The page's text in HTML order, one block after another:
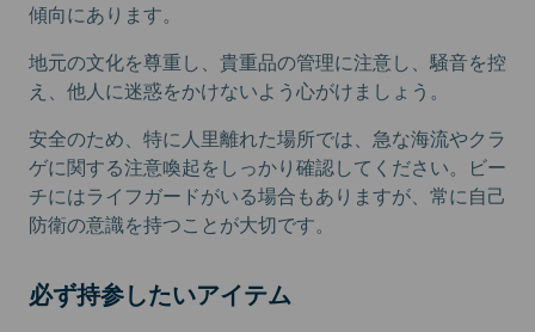
傾向にあります。
地元の文化を尊重し、貴重品の管理に注意し、騒音を控
え、他人に迷惑をかけないよう心がけましょう。
安全のため、特に人里離れた場所では、急な海流やクラ
ゲに関する注意喚起をしっかり確認してください。ビー
チにはライフガードがいる場合もありますが、常に自己
防衛の意識を持つことが大切です。
必ず持参したいアイテム